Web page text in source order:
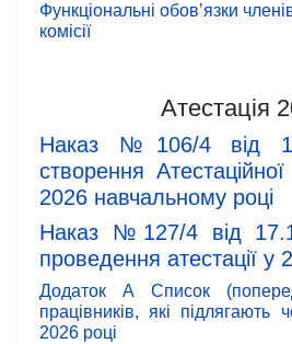
Функціональні обов’язки
комісії
Атестація
Наказ №106/4 від
створення
2026 навчальному році
Наказ №127/4 від
проведення атестації у
Додаток А Список
працівників, які підлягають
2026 році